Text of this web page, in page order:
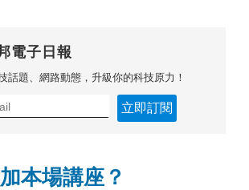
電子日報
話題、網路動態，升級你的科技原力！
立即訂閱
本場講座？